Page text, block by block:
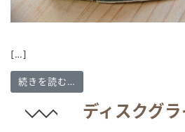
[…]
続きを読む…
ディスクグラ